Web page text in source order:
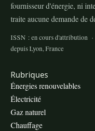
fournisseur d'énergie, ni
traite aucune demande de
ISSN : en cours d'attribution
depuis Lyon, France
Rubriques
Énergies renouvelables
Électricité
Gaz naturel
Chauffage